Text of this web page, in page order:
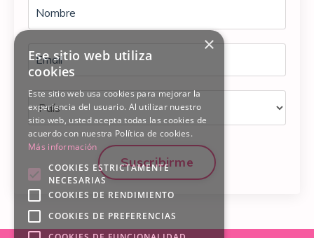
Suscribirme
×
Ese sitio web utiliza
cookies
Este sitio web usa cookies para mejorar la
experiencia del usuario. Al utilizar nuestro
sitio web, usted acepta todas las cookies de
acuerdo con nuestra Política de cookies.
Más información
COOKIES ESTRICTAMENTE
NECESARIAS
COOKIES DE RENDIMIENTO
COOKIES DE PREFERENCIAS